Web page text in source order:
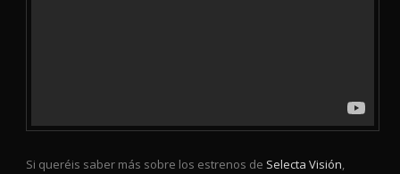
Si queréis saber más sobre los estrenos de Selecta Visión,